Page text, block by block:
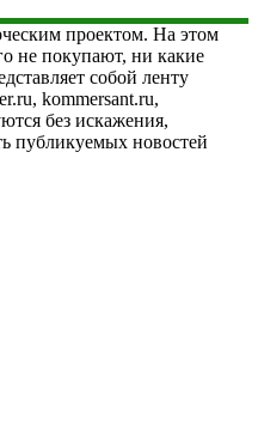
проектом. На этом
не покупают, ни какие
собой ленту
kommersant.ru,
без искажения,
публикуемых новостей